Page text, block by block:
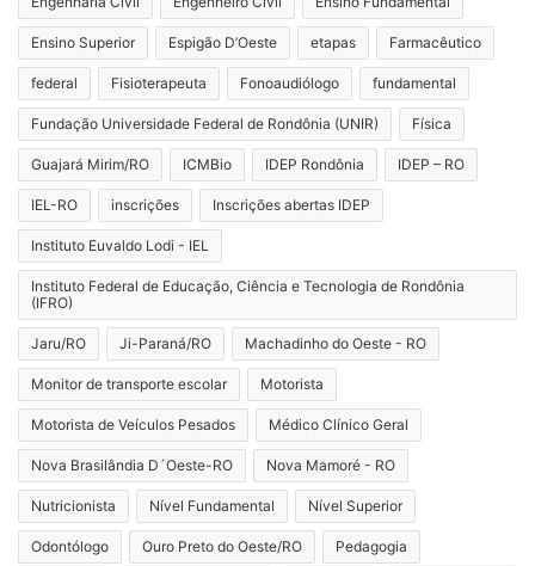
Ensino Superior Espigão D’Oeste etapas Farmacêutico
federal Fisioterapeuta Fonoaudiólogo fundamental
Fundação Universidade Federal de Rondônia (UNIR) Física
Guajará Mirim/RO ICMBio IDEP Rondônia IDEP – RO
IEL-RO inscrições Inscrições abertas IDEP
Instituto Euvaldo Lodi - IEL
Instituto Federal de Educação, Ciência e Tecnologia de Rondônia
(IFRO)
Jaru/RO Ji-Paraná/RO Machadinho do Oeste - RO
Monitor de transporte escolar Motorista
Motorista de Veículos Pesados Médico Clínico Geral
Nova Brasilândia D´Oeste-RO Nova Mamoré - RO
Nutricionista Nível Fundamental Nível Superior
Odontólogo Ouro Preto do Oeste/RO Pedagogia